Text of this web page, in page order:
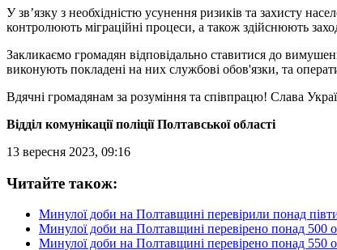
У зв’язку з необхідністю усунення ризиків та захисту
контролюють міграційні процеси, а також здійснюють
Закликаємо громадян відповідально ставитися до
виконують покладені на них службові обов'язки, та
Вдячні громадянам за розуміння та співпрацю! Слава
Відділ комунікації поліції Полтавської області
13 вересня 2023, 09:16
Читайте також:
Минулої доби на Полтавщині перевірили понад
Минулої доби на Полтавщині перевірено понад 500
Минулої доби на Полтавщині перевірено понад 550